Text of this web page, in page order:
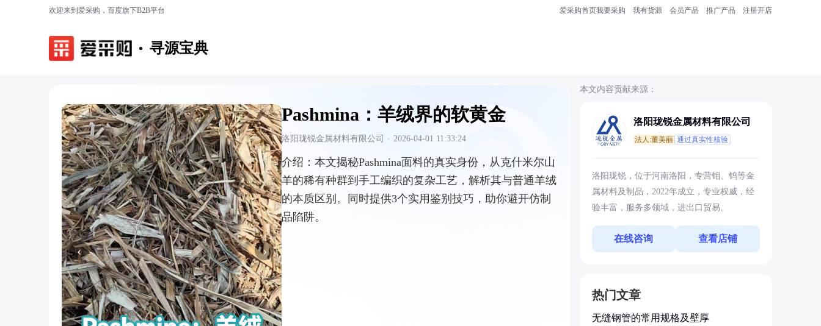
欢迎来到爱采购，百度旗下B2B平台 爱采购首页我要采购 我有货源 会员产品 推广产品 注册开店
寻源宝典
‹ ›
Pashmina：羊绒界的软黄金
洛阳珑锐金属材料有限公司 · 2026-04-01 11:33:24
介绍： 本文揭秘Pashmina面料的真实身份，从克什米尔山
羊的稀有种群到手工编织的复杂工艺，解析其与普通羊绒
的本质区别。同时提供3个实用鉴别技巧，助你避开仿制
品陷阱。
本文内容贡献来源：
洛阳珑锐金属材料有限公司
法人:董美丽 通过真实性核验
洛阳珑锐，位于河南洛阳，专营钼、钨等金
属材料及制品，2022年成立，专业权威，经
验丰富，服务多领域，进出口贸易。
在线咨询 查看店铺
热门文章
无缝钢管的常用规格及壁厚